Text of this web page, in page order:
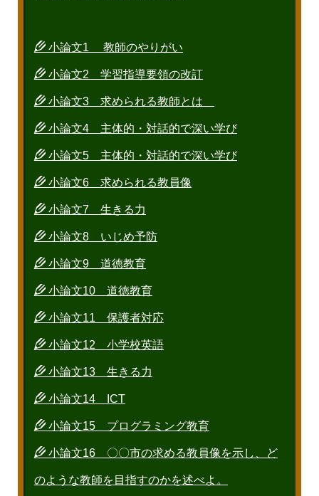
小論文1 教師のやりがい
小論文2 学習指導要領の改訂
小論文3 求められる教師とは
小論文4 主体的・対話的で深い学び
小論文5 主体的・対話的で深い学び
小論文6 求められる教員像
小論文7 生きる力
小論文8 いじめ予防
小論文9 道徳教育
小論文10 道徳教育
小論文11 保護者対応
小論文12 小学校英語
小論文13 生きる力
小論文14 ICT
小論文15 プログラミング教育
小論文16 〇〇市の求める教員像を示し、ど
のような教師を目指すのかを述べよ。